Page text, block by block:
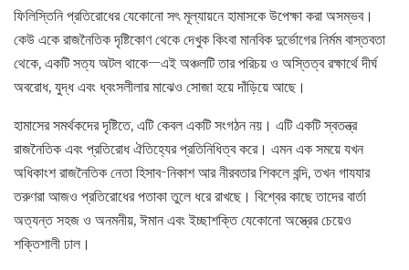
ফিলিস্তিনি প্রতিরোধের যেকোনো সৎ মূল্যায়নে হামাসকে উপেক্ষা করা অসম্ভব।
কেউ একে রাজনৈতিক দৃষ্টিকোণ থেকে দেখুক কিংবা মানবিক দুর্ভোগের নির্মম বাস্তবতা
থেকে, একটি সত্য অটল থাকে—এই অঞ্চলটি তার পরিচয় ও অস্তিত্ব রক্ষার্থে দীর্ঘ
অবরোধ, যুদ্ধ এবং ধ্বংসলীলার মাঝেও সোজা হয়ে দাঁড়িয়ে আছে।
হামাসের সমর্থকদের দৃষ্টিতে, এটি কেবল একটি সংগঠন নয়। এটি একটি স্বতন্ত্র
রাজনৈতিক এবং প্রতিরোধ ঐতিহ্যের প্রতিনিধিত্ব করে। এমন এক সময়ে যখন
অধিকাংশ রাজনৈতিক নেতা হিসাব-নিকাশ আর নীরবতার শিকলে বন্দি, তখন গাযযার
তরুণরা আজও প্রতিরোধের পতাকা তুলে ধরে রাখছে। বিশ্বের কাছে তাদের বার্তা
অত্যন্ত সহজ ও অনমনীয়, ঈমান এবং ইচ্ছাশক্তি যেকোনো অস্ত্রের চেয়েও
শক্তিশালী ঢাল।